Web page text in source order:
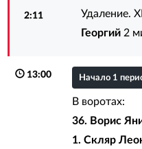
2:11 Удаление.
Георгий 2
13:00 Начало 1
В воротах:
36. Ворис
1. Скляр